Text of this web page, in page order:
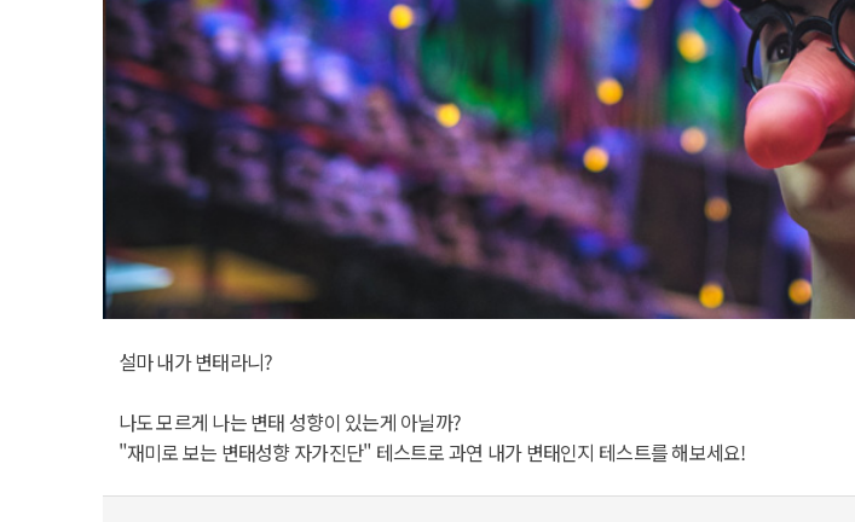
설마 내가 변태라니?
나도 모르게 나는 변태 성향이 있는게 아닐까?
"재미로 보는 변태성향 자가진단" 테스트로 과연 내가 변태인지 테스트를 해보세요!